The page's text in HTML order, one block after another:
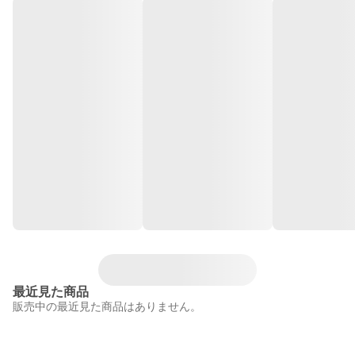
最近見た商品
販売中の最近見た商品はありません。